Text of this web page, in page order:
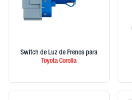
Switch de Luz de Frenos para
ToyotaCorolla